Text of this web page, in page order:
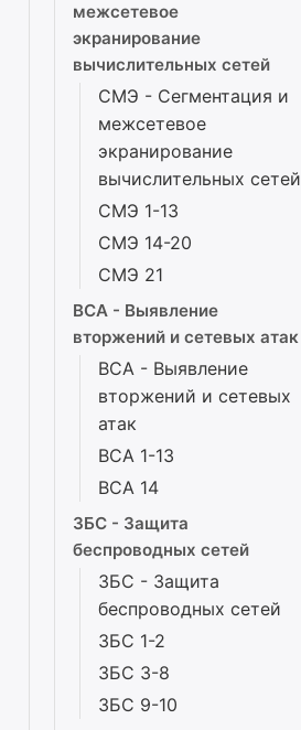
межсетевое
экранирование
вычислительных сетей
СМЭ - Сегментация и
межсетевое
экранирование
вычислительных сетей
СМЭ 1-13
СМЭ 14-20
СМЭ 21
ВСА - Выявление
вторжений и сетевых атак
ВСА - Выявление
вторжений и сетевых
атак
ВСА 1-13
ВСА 14
ЗБС - Защита
беспроводных сетей
ЗБС - Защита
беспроводных сетей
ЗБС 1-2
ЗБС 3-8
ЗБС 9-10